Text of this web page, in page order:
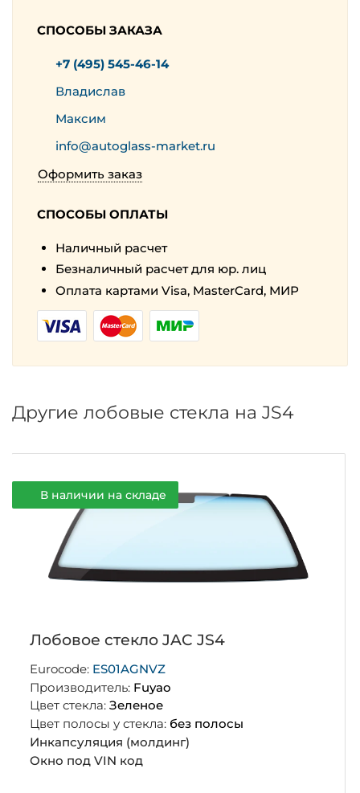
СПОСОБЫ ЗАКАЗА
+7 (495) 545-46-14
Владислав
Максим
info@autoglass-market.ru
Оформить заказ
СПОСОБЫ ОПЛАТЫ
Наличный расчет
Безналичный расчет для юр. лиц
Оплата картами Visa, MasterCard, МИР
Другие лобовые стекла на JS4
В наличии на складе
Лобовое стекло JAC JS4
Eurocode: ES01AGNVZ
Производитель: Fuyao
Цвет стекла: Зеленое
Цвет полосы у стекла: без полосы
Инкапсуляция (молдинг)
Окно под VIN код